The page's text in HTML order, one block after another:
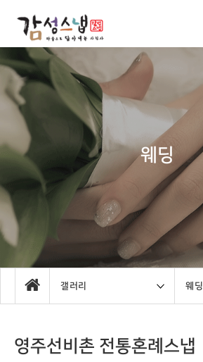
웨딩
갤러리 웨딩
영주선비촌 전통혼례스냅